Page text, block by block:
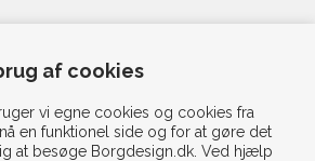
af cookies
vi egne cookies og cookies fra
en funktionel side og for at gøre det
at besøge Borgdesign.dk. Ved hjælp